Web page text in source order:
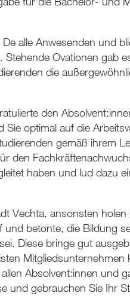
alle Anwesenden und
Ovationen gab
die
den
optimal auf die
gemäß ihrem
den
haben und lud dazu
Vechta, ansonsten holen
betonte, die Bildung
Diese bringe gut
Absolvent:innen und
und gebrauchen Sie Ihr